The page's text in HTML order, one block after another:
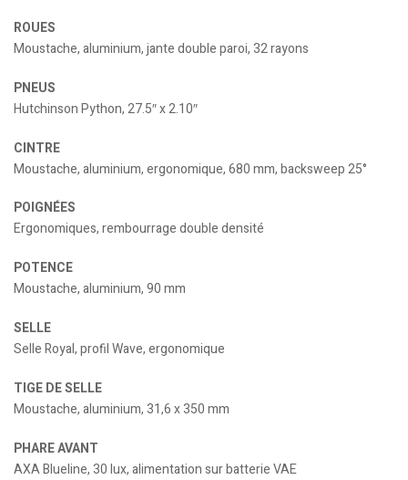
ROUES
Moustache, aluminium, jante double paroi, 32 rayons
PNEUS
Hutchinson Python, 27.5″ x 2.10″
CINTRE
Moustache, aluminium, ergonomique, 680 mm, backsweep 25°
POIGNÉES
Ergonomiques, rembourrage double densité
POTENCE
Moustache, aluminium, 90 mm
SELLE
Selle Royal, profil Wave, ergonomique
TIGE DE SELLE
Moustache, aluminium, 31,6 x 350 mm
PHARE AVANT
AXA Blueline, 30 lux, alimentation sur batterie VAE